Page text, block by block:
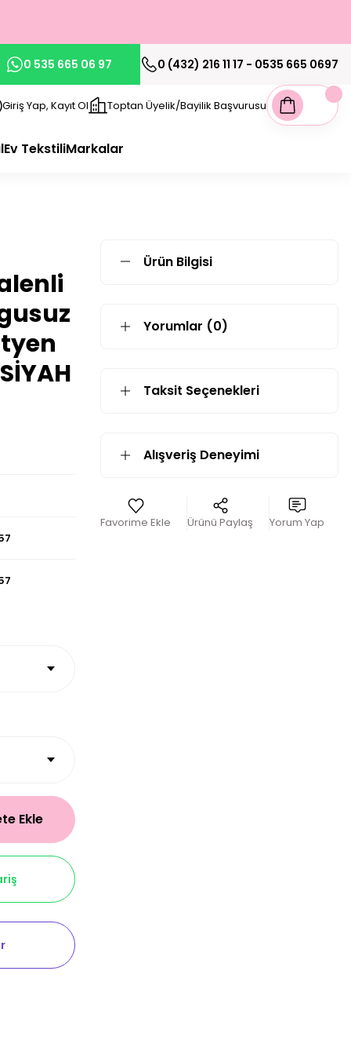
0 535 665 06 97 0 (432) 216 11 17 - 0535 665 0697
Giriş Yap, Kayıt Ol Toptan Üyelik/Bayilik Başvurusu
Ev TekstiliMarkalar
Ekle
Ürün Bilgisi
Yorumlar (0)
Taksit Seçenekleri
Alışveriş Deneyimi
Ürünü Paylaş Yorum Yap